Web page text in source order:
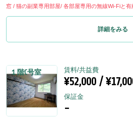
窓 / 猫の副業専用部屋/ 各部屋専用の無線Wi-Fiと
詳細をみる
１階C号室 賃料/共益費
¥52,000 /
保証金
-